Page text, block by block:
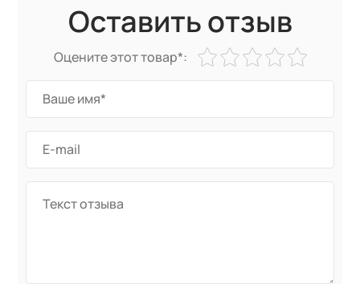
Оставить отзыв
Оцените этот товар*: